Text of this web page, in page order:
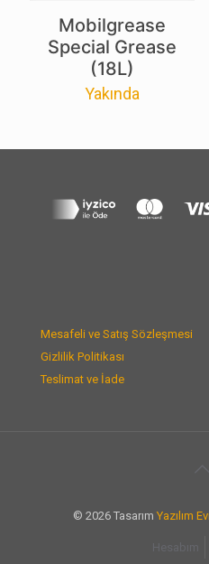
Mobilgrease
Special Grease
(18L)
Yakında
Mesafeli ve Satış Sözleşmesi
Gizlilik Politikası
Teslimat ve İade
© 2026 Tasarım Yazılım
Hesabım